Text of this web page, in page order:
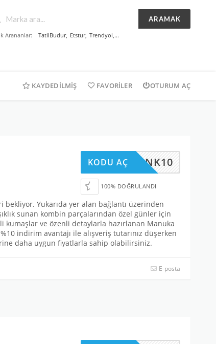
ARAMAK
Arananlar: TatilBudur, Etstur, Trendyol,...
KAYDEDILMIŞ FAVORILER OTURUM AÇ
AVJMNK10
KODU AÇ
100% DOĞRULANDI
Yukarıda yer alan bağlantı üzerinden
sunan kombin parçalarından özel günler için
ve özenli detaylarla hazırlanan Manuka
indirim avantajı ile alışveriş tutarınız düşerken
daha uygun fiyatlarla sahip olabilirsiniz.
E-posta